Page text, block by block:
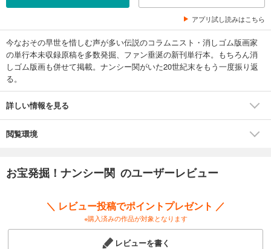
アプリ試し読みはこちら
今なおその早世を惜しむ声が多い伝説のコラムニスト・消しゴム版画家
の単行本未収録原稿を多数発掘、ファン垂涎の新刊単行本。もちろん消
しゴム版画も併せて掲載。ナンシー関がいた20世紀末をもう一度振り返
る。
詳しい情報を見る
閲覧環境
お宝発掘！ナンシー関 のユーザーレビュー
＼ レビュー投稿でポイントプレゼント ／
※購入済みの作品が対象となります
レビューを書く